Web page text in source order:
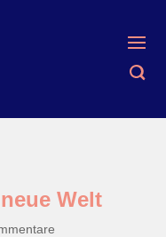
Welt